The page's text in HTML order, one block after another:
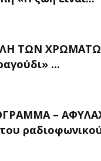
ΤΩΝ
...
–